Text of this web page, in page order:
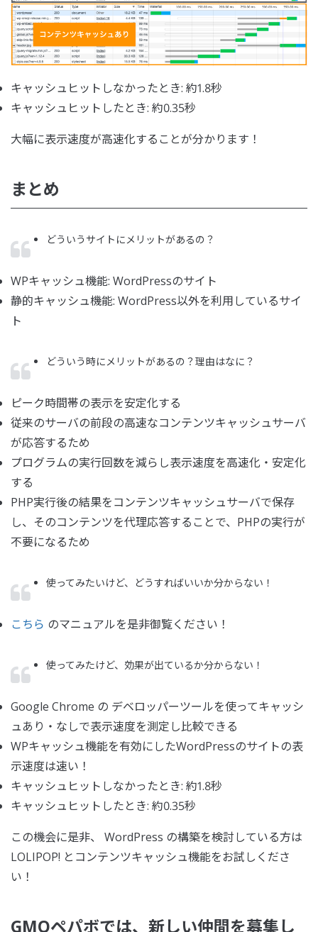
キャッシュヒットしなかったとき: 約1.8秒
キャッシュヒットしたとき: 約0.35秒
大幅に表示速度が高速化することが分かります！
まとめ
どういうサイトにメリットがあるの？
WPキャッシュ機能: WordPressのサイト
静的キャッシュ機能: WordPress以外を利用しているサイ
ト
どういう時にメリットがあるの？理由はなに？
ピーク時間帯の表示を安定化する
従来のサーバの前段の高速なコンテンツキャッシュサーバ
が応答するため
プログラムの実行回数を減らし表示速度を高速化・安定化
する
PHP実行後の結果をコンテンツキャッシュサーバで保存
し、そのコンテンツを代理応答することで、PHPの実行が
不要になるため
使ってみたいけど、どうすればいいか分からない！
こちら のマニュアルを是非御覧ください！
使ってみたけど、効果が出ているか分からない！
Google Chrome の デベロッパーツールを使ってキャッシ
ュあり・なしで表示速度を測定し比較できる
WPキャッシュ機能を有効にしたWordPressのサイトの表
示速度は速い！
キャッシュヒットしなかったとき: 約1.8秒
キャッシュヒットしたとき: 約0.35秒
この機会に是非、 WordPress の構築を検討している方は
LOLIPOP! とコンテンツキャッシュ機能をお試しくださ
い！
GMOペパボでは、新しい仲間を募集し